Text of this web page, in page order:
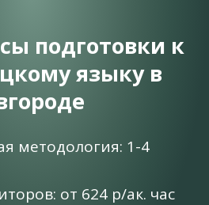
подготовки к
языку в
методология: 1-4
от 624 р/ак. час